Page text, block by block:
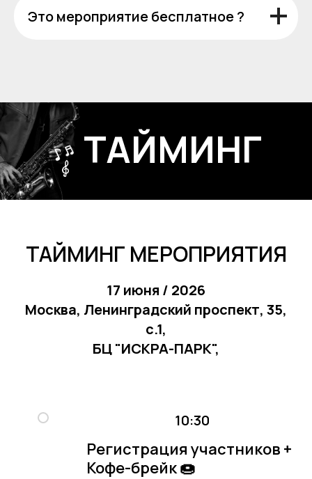
Это мероприятие бесплатное ?
ТАЙМИНГ
ТАЙМИНГ МЕРОПРИЯТИЯ
17 июня / 2026
Москва, Ленинградский проспект, 35,
с.1,
БЦ "ИСКРА-ПАРК",
10:30
Регистрация участников +
Кофе-брейк 🍩